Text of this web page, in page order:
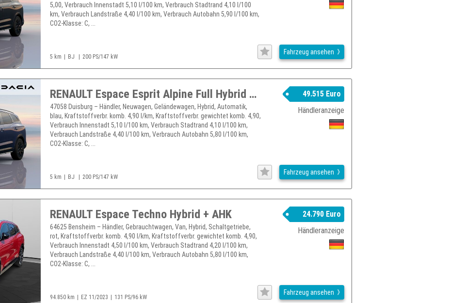
5,00, Verbrauch Innenstadt 5,10 l/100 km, Verbrauch Stadtrand 4,10 l/100
km, Verbrauch Landstraße 4,40 l/100 km, Verbrauch Autobahn 5,90 l/100 km,
CO2-Klasse: C, ...
5 km BJ 200 PS/147 kW
Fahrzeug ansehen
RENAULT Espace Esprit Alpine Full Hybrid E-Tech 200
47058 Duisburg – Händler, Neuwagen, Geländewagen, Hybrid, Automatik,
blau, Kraftstoffverbr. komb. 4,90 l/km, Kraftstoffverbr. gewichtet komb. 4,90,
Verbrauch Innenstadt 5,10 l/100 km, Verbrauch Stadtrand 4,10 l/100 km,
Verbrauch Landstraße 4,40 l/100 km, Verbrauch Autobahn 5,80 l/100 km,
CO2-Klasse: C, ...
49.515 Euro
Händleranzeige
5 km BJ 200 PS/147 kW
Fahrzeug ansehen
RENAULT Espace Techno Hybrid + AHK
64625 Bensheim – Händler, Gebrauchtwagen, Van, Hybrid, Schaltgetriebe,
rot, Kraftstoffverbr. komb. 4,90 l/km, Kraftstoffverbr. gewichtet komb. 4,90,
Verbrauch Innenstadt 4,50 l/100 km, Verbrauch Stadtrand 4,20 l/100 km,
Verbrauch Landstraße 4,40 l/100 km, Verbrauch Autobahn 5,80 l/100 km,
CO2-Klasse: C, ...
24.790 Euro
Händleranzeige
94.850 km EZ 11/2023 131 PS/96 kW
Fahrzeug ansehen